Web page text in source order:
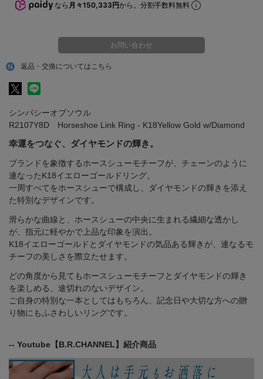
なら 月々150,333円から。分割手数料無料
返品・交換についてはこちら
お問い合わせ
シンパシーオブソウル
R2107Y8D Horseshoe Link Ring - K18Yellow Gold w/Diamond
幸運をつなぐ、ダイヤモンドの輝き。
ブランドを象徴するホースシューモチーフが、チェーンのように
連なったK18イエローゴールドリング。
一周すべてをホースシューで構成し、ダイヤモンドの輝きを添え
た特別なデザインです。
滑らかな曲線と、ホースシューの中央に生まれる繊細な透かし
が、指元に軽やかで上品な印象を演出。
K18イエローゴールドとダイヤモンドの気品ある輝きが、連なるモ
チーフの美しさを際立たせます。
どの角度から見てもホースシューモチーフとダイヤモンドの輝き
を楽しめる、途切れのないデザイン。
ご自身の特別な一本としてはもちろん、記念日や大切な方への贈
り物にもふさわしいリングです。
-- Youtube【B.R.CHANNEL】紹介商品